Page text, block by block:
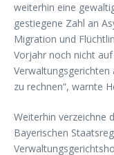
weiterhin eine
gestiegene Zahl an
Migration und
Vorjahr noch nicht
zu rechnen“, warnte
Weiterhin verzeichne
Bayerischen